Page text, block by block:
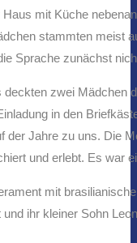
mit Küche
stammten meist
Sprache zunächst
zwei Mädchen
in den
der Jahre zu uns. Die
und erlebt. Es war
mit
ihr kleiner Sohn